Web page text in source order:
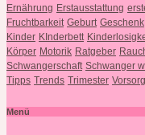
Ernährung Erstausstattung
Fruchtbarkeit Geburt Geschenk
Kinder KInderbett
Körper Motorik Ratgeber
Schwangerschaft Schwanger
Tipps Trends Trimester
Menü